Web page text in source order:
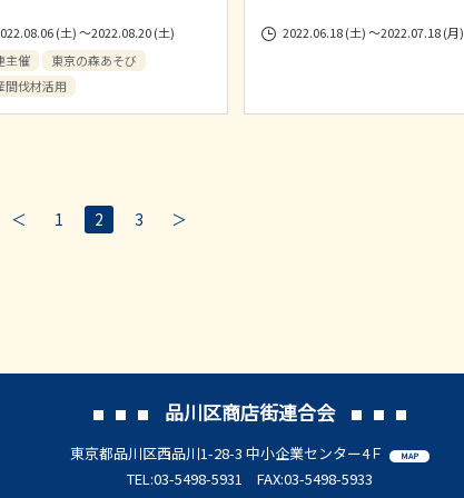
(土) ～2022.08.20 (土)
主催
東京の森あそび
間伐材活用
2022.06.18 (土) ～2022.07.18 (月)
＜ 1 2 3 ＞
品川区商店街連合会
東京都品川区西品川1-28-3 中小企業センター4Ｆ MAP
TEL:03-5498-5931 FAX:03-5498-5933